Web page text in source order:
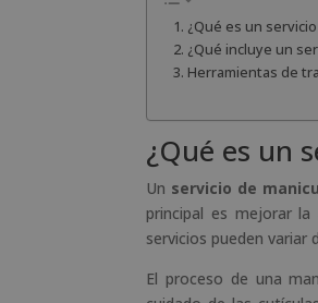
¿Qué es un
¿Qué incluye un
Herramientas de
¿Qué es un
Un servicio de
principal es mejorar
servicios pueden
El proceso de una